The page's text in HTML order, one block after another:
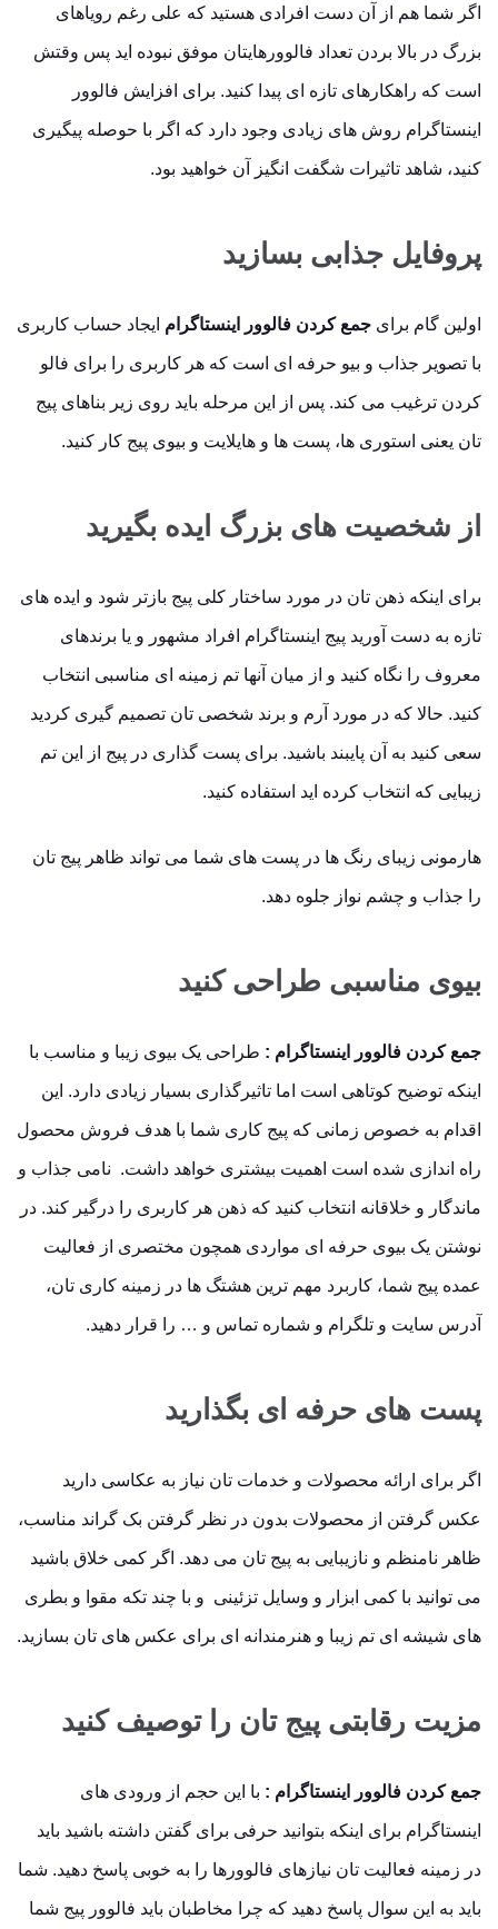
اگر شما هم از آن دست افرادی هستید که علی رغم رویاهای
بزرگ در بالا بردن تعداد فالوورهایتان موفق نبوده اید پس وقتش
است که راهکارهای تازه ای پیدا کنید. برای افزایش فالوور
اینستاگرام روش های زیادی وجود دارد که اگر با حوصله پیگیری
کنید، شاهد تاثیرات شگفت انگیز آن خواهید بود.
پروفایل جذابی بسازید
اولین گام برای جمع کردن فالوور اینستاگرام ایجاد حساب کاربری
با تصویر جذاب و بیو حرفه ای است که هر کاربری را برای فالو
کردن ترغیب می کند. پس از این مرحله باید روی زیر بناهای پیج
تان یعنی استوری ها، پست ها و هایلایت و بیوی پیج کار کنید.
از شخصیت های بزرگ ایده بگیرید
برای اینکه ذهن تان در مورد ساختار کلی پیج بازتر شود و ایده های
تازه به دست آورید پیج اینستاگرام افراد مشهور و یا برندهای
معروف را نگاه کنید و از میان آنها تم زمینه ای مناسبی انتخاب
کنید. حالا که در مورد آرم و برند شخصی تان تصمیم گیری کردید
سعی کنید به آن پایبند باشید. برای پست گذاری در پیج از این تم
زیبایی که انتخاب کرده اید استفاده کنید.
هارمونی زیبای رنگ ها در پست های شما می تواند ظاهر پیج تان
را جذاب و چشم نواز جلوه دهد.
بیوی مناسبی طراحی کنید
جمع کردن فالوور اینستاگرام : طراحی یک بیوی زیبا و مناسب با
اینکه توضیح کوتاهی است اما تاثیرگذاری بسیار زیادی دارد. این
اقدام به خصوص زمانی که پیج کاری شما با هدف فروش محصول
راه اندازی شده است اهمیت بیشتری خواهد داشت. نامی جذاب و
ماندگار و خلاقانه انتخاب کنید که ذهن هر کاربری را درگیر کند. در
نوشتن یک بیوی حرفه ای مواردی همچون مختصری از فعالیت
عمده پیج شما، کاربرد مهم ترین هشتگ ها در زمینه کاری تان،
آدرس سایت و تلگرام و شماره تماس و … را قرار دهید.
پست های حرفه ای بگذارید
اگر برای ارائه محصولات و خدمات تان نیاز به عکاسی دارید
عکس گرفتن از محصولات بدون در نظر گرفتن بک گراند مناسب،
ظاهر نامنظم و نازیبایی به پیج تان می دهد. اگر کمی خلاق باشید
می توانید با کمی ابزار و وسایل تزئینی و با چند تکه مقوا و بطری
های شیشه ای تم زیبا و هنرمندانه ای برای عکس های تان بسازید.
مزیت رقابتی پیج تان را توصیف کنید
جمع کردن فالوور اینستاگرام : با این حجم از ورودی های
اینستاگرام برای اینکه بتوانید حرفی برای گفتن داشته باشید باید
در زمینه فعالیت تان نیازهای فالوورها را به خوبی پاسخ دهید. شما
باید به این سوال پاسخ دهید که چرا مخاطبان باید فالوور پیج شما